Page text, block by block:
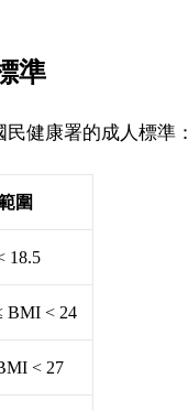
準
健康署的成人標準：
圍
18.5
BMI < 24
< 27